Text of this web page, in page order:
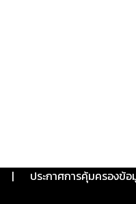
| ประกาศการคุ้มครองข้